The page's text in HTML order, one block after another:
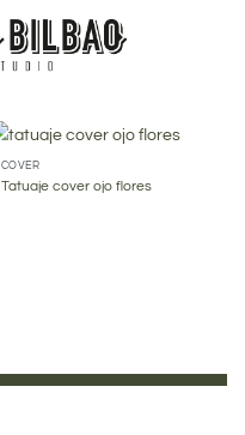
COVER
Tatuaje cover ojo flores